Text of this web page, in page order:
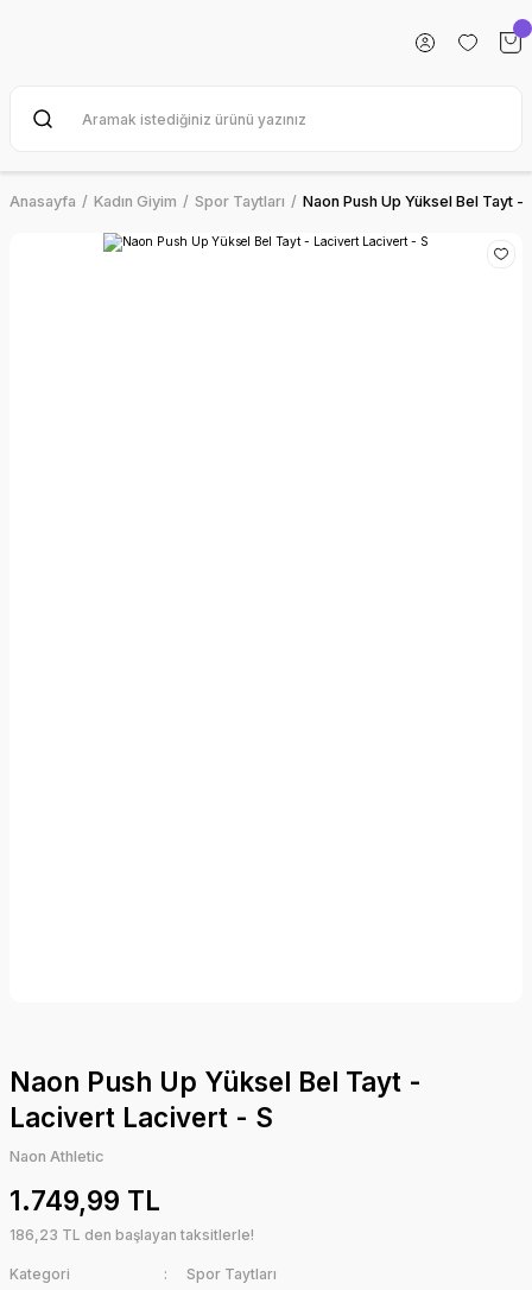
Anasayfa Kadın Giyim Spor Taytları Naon Push Up Yüksel Bel Tayt
Naon Push Up Yüksel Bel Tayt -
Lacivert Lacivert - S
Naon Athletic
1.749,99 TL
186,23 TL den başlayan taksitlerle!
Kategori
Spor Taytları